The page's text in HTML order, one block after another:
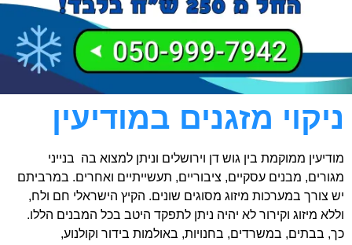
ניקוי מזגנים במודיעין
מודיעין ממוקמת בין גוש דן וירושלים וניתן למצוא בה בנייני
מגורים, מבנים עסקיים, ציבוריים, תעשייתיים ואחרים. במרביתם
יש צורך במערכות מיזוג מסוגים שונים. הקיץ הישראלי חם ולח,
וללא מיזוג וקירור לא יהיה ניתן לתפקד היטב בכל המבנים הללו.
כך, בבתים, במשרדים, בחנויות, באולמות בידור וקולנוע,